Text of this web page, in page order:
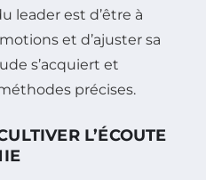
leader est d’être à
et d’ajuster sa
s’acquiert et
précises.
L’ÉCOUTE